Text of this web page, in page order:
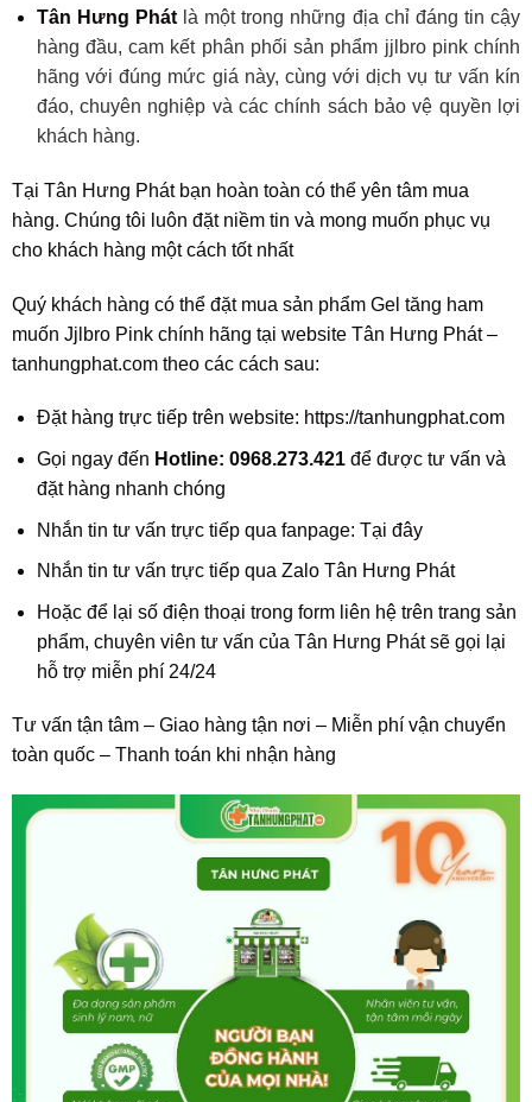
Tân Hưng Phát là một trong những địa chỉ đáng tin cậy
hàng đầu, cam kết phân phối sản phẩm jjlbro pink chính
hãng với đúng mức giá này, cùng với dịch vụ tư vấn kín
đáo, chuyên nghiệp và các chính sách bảo vệ quyền lợi
khách hàng.
Tại Tân Hưng Phát bạn hoàn toàn có thể yên tâm mua
hàng. Chúng tôi luôn đặt niềm tin và mong muốn phục vụ
cho khách hàng một cách tốt nhất
Quý khách hàng có thể đặt mua sản phẩm Gel tăng ham
muốn Jjlbro Pink chính hãng tại website Tân Hưng Phát–
tanhungphat.com theo các cách sau:
Đặt hàng trực tiếp trên website: https://tanhungphat.com
Gọi ngay đến Hotline: 0968.273.421để được tư vấn và
đặt hàng nhanh chóng
Nhắn tin tư vấn trực tiếp qua fanpage: Tại đây
Nhắn tin tư vấn trực tiếp qua Zalo Tân Hưng Phát
Hoặc để lại số điện thoại trong form liên hệ trên trang sản
phẩm, chuyên viên tư vấn của Tân Hưng Phát sẽ gọi lại
hỗ trợ miễn phí 24/24
Tư vấn tận tâm – Giao hàng tận nơi – Miễn phí vận chuyển
toàn quốc – Thanh toán khi nhận hàng